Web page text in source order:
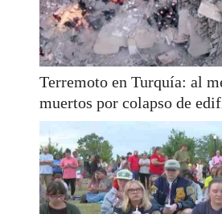
Terremoto en Turquía: al
muertos por colapso de